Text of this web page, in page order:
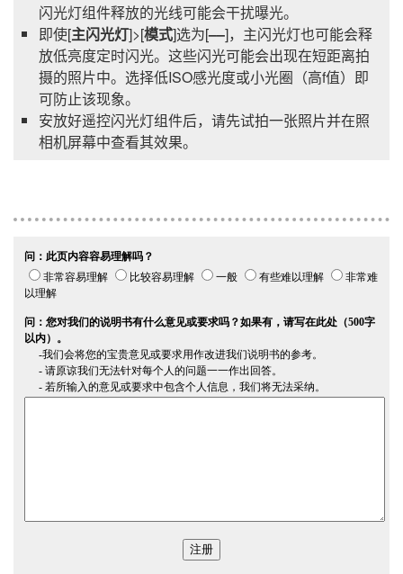
闪光灯组件释放的光线可能会干扰曝光。
即使[主闪光灯]>[模式]选为[––]，主闪光灯也可能会释
放低亮度定时闪光。这些闪光可能会出现在短距离拍
摄的照片中。选择低ISO感光度或小光圈（高f值）即
可防止该现象。
安放好遥控闪光灯组件后，请先试拍一张照片并在照
相机屏幕中查看其效果。